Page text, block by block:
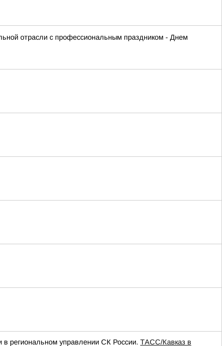
отрасли с профессиональным праздником - Днем
в региональном управлении СК России. ТАСС/Кавказ в